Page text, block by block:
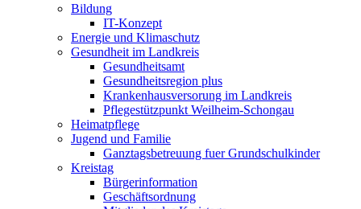
Bildung
IT-Konzept
Energie und Klimaschutz
Gesundheit im Landkreis
Gesundheitsamt
Gesundheitsregion plus
Krankenhausversorung im Landkreis
Pflegestützpunkt Weilheim-Schongau
Heimatpflege
Jugend und Familie
Ganztagsbetreuung fuer Grundschulkinder
Kreistag
Bürgerinformation
Geschäftsordnung